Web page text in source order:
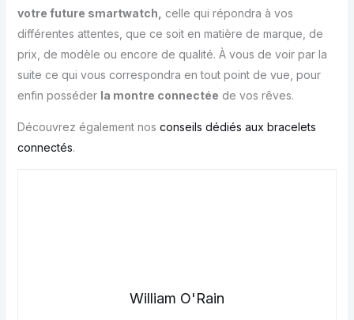
votre future smartwatch,
celle qui répondra à vos
différentes attentes, que ce soit en matière de marque, de
prix, de modèle ou encore de qualité. À vous de voir par la
suite ce qui vous correspondra en tout point de vue, pour
enfin posséder la montre connectée de vos rêves.
Découvrez également nos conseils dédiés aux bracelets
connectés.
William O'Rain